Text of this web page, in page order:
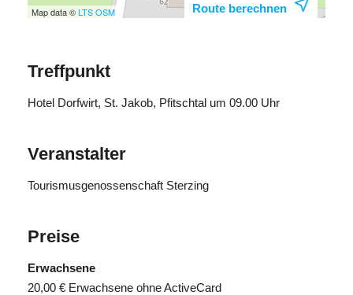
Map data ©LTSOSM Route berechnen
Treffpunkt
Hotel Dorfwirt, St. Jakob, Pfitschtal um 09.00 Uhr
Veranstalter
Tourismusgenossenschaft Sterzing
Preise
Erwachsene
20,00 € Erwachsene ohne ActiveCard